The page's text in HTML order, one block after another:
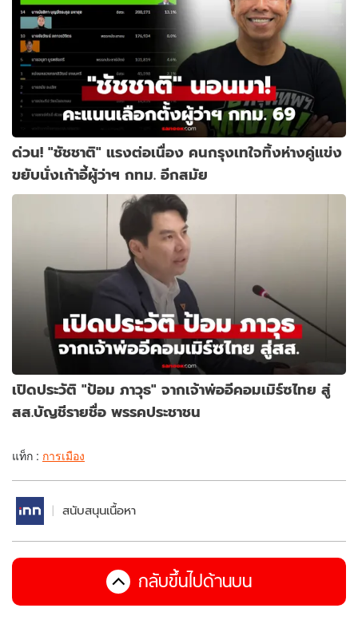
ด่วน! "ชัชชาติ" แรงต่อเนื่อง คนกรุงเทใจทิ้งห่างคู่แข่ง
ขยับนั่งเก้าอี้ผู้ว่าฯ กทม. อีกสมัย
เปิดประวัติ "ป้อม ภาวุธ" จากเจ้าพ่ออีคอมเมิร์ซไทย สู่
สส.บัญชีรายชื่อ พรรคประชาชน
แท็ก : การเมือง
สนับสนุนเนื้อหา
กลับขึ้นไปด้านบน